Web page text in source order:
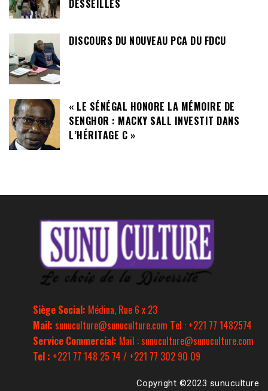
DESSEILLES
DISCOURS DU NOUVEAU PCA DU FDCU
« LE SÉNÉGAL HONORE LA MÉMOIRE DE
SENGHOR : MACKY SALL INVESTIT DANS
L’HÉRITAGE C »
Siège Social: Médina, Rue 6 x 23
Mail: sunuculture@sunuculture.com Tel : +221 77 1482574
Service Commercial: Mail : sunuculture@sunuculture.com
Tel : +221 77 148 25 74 / +221 77 302 90 09
Copyright ©2023 sunuculture